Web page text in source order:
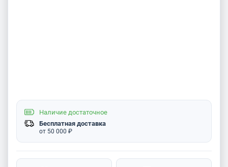
Наличие достаточное
Бесплатная доставка
от 50 000 ₽